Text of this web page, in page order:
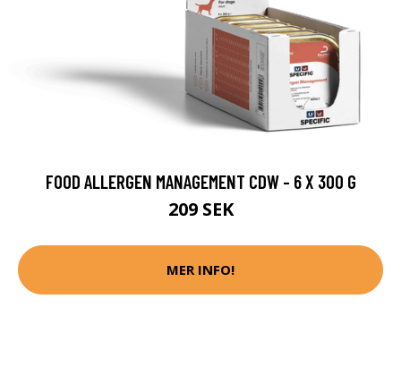
FOOD ALLERGEN MANAGEMENT CDW - 6 X 300 G
209 SEK
MER INFO!